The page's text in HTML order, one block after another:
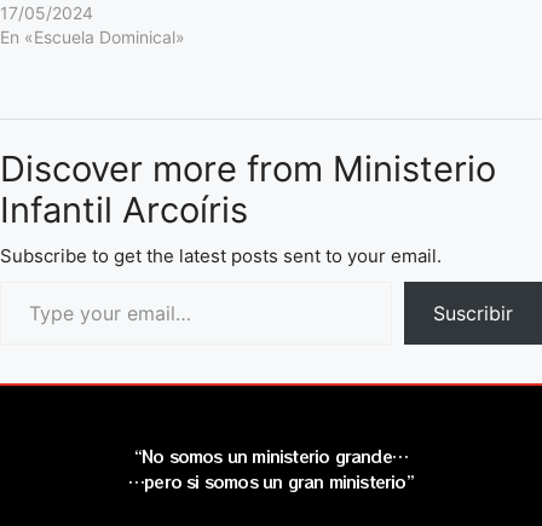
17/05/2024
En «Escuela Dominical»
Discover more from Ministerio
Infantil Arcoíris
Subscribe to get the latest posts sent to your email.
Suscribir
“No somos un ministerio grande…
…pero si somos un gran ministerio”